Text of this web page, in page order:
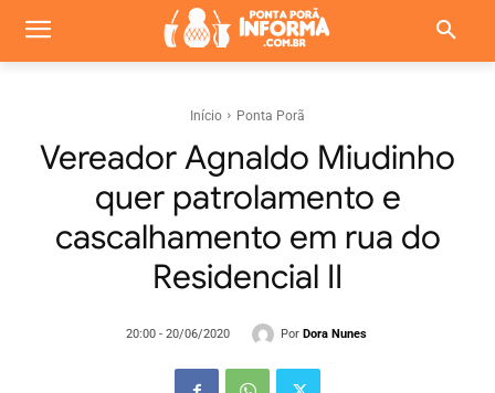
Início Ponta Porã
Vereador Agnaldo Miudinho
quer patrolamento e
cascalhamento em rua do
Residencial II
20:00 - 20/06/2020 Por Dora Nunes